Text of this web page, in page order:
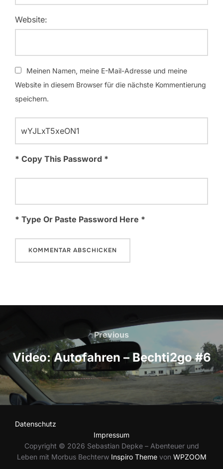
Website:
Meinen Namen, meine E-Mail-Adresse und meine
Website in diesem Browser für die nächste Kommentierung
speichern.
* Copy This Password *
* Type Or Paste Password Here *
Previous
Previous
Video: Autofahren – Bechti2go #6
Datenschutz
Impressum
Copyright © 2026 Sebastian Depke – Abenteuer und
Leben mit Morbus Bechterw Inspiro Themevon WPZOOM